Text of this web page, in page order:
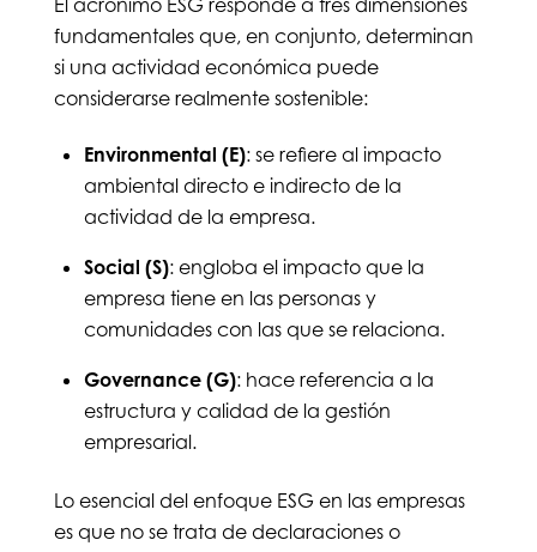
El acrónimo ESG responde a tres dimensiones
fundamentales que, en conjunto, determinan
si una actividad económica puede
considerarse realmente sostenible:
Environmental (E): se refiere al impacto
ambiental directo e indirecto de la
actividad de la empresa.
Social (S): engloba el impacto que la
empresa tiene en las personas y
comunidades con las que se relaciona.
Governance (G): hace referencia a la
estructura y calidad de la gestión
empresarial.
Lo esencial del enfoque ESG en las empresas
es que no se trata de declaraciones o